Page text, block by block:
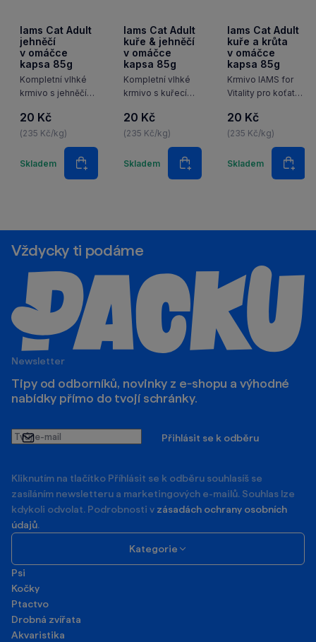
Iams Cat Adult
jehněčí
v omáčce
kapsa 85g
Kompletní vlhké
krmivo s jehněčím
dospělé kočky od
1 roku.
20 Kč
(235 Kč/kg)
Skladem
Množství
Do košíku
Iams Cat Adult
kuře & jehněčí
v omáčce
kapsa 85g
Kompletní vlhké
krmivo s kuřecím
v lahodné omáčce
pro dospělé kočky
20 Kč
(235 Kč/kg)
Skladem
Množství
Do košíku
Iams Cat Adult
kuře a krůta
v omáčce
kapsa 85g
Krmivo IAMS for
Vitality pro koťata
kuřecím masem je
100% kompletní
a vyvážené,
odborníky
sestavené krmivo,
20 Kč
(235 Kč/kg)
Skladem
Do
Vždycky ti podáme
Newsletter
Tipy od odborníků, novinky z e‑shopu a výhodné
nabídky přímo do tvojí schránky.
Tvůj
e-
Přihlásit se k odběru
Kliknutím na tlačítko Příhlásit se k odběru souhlasíš se
zasíláním newsletteru a marketingových e-mailů. Souhlas lze
kdykoli odvolat. Podrobnosti v zásadách ochrany osobních
údajů.
Kategorie
Psi
Kočky
Ptactvo
Drobná zvířata
Akvaristika